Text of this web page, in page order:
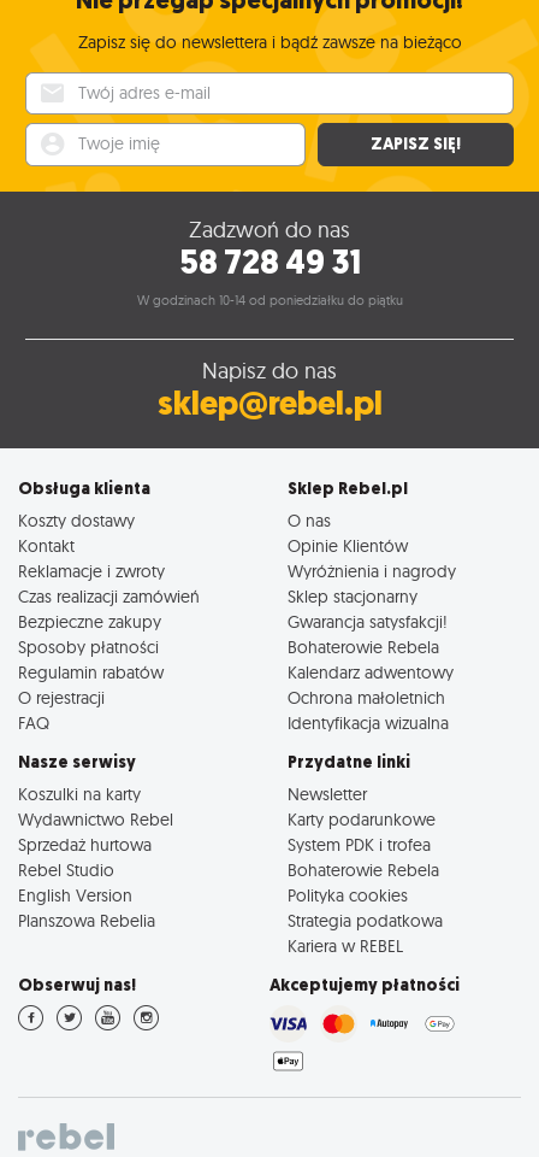
Zapisz się do newslettera i bądź zawsze na bieżąco
ZAPISZ SIĘ!
Zadzwoń do nas
58 728 49 31
W godzinach 10-14 od poniedziałku do piątku
Napisz do nas
sklep@rebel.pl
Obsługa klienta
Koszty dostawy
Kontakt
Reklamacje i zwroty
Czas realizacji zamówień
Bezpieczne zakupy
Sposoby płatności
Regulamin rabatów
O rejestracji
FAQ
Sklep Rebel.pl
O nas
Opinie Klientów
Wyróżnienia i nagrody
Sklep stacjonarny
Gwarancja satysfakcji!
Bohaterowie Rebela
Kalendarz adwentowy
Ochrona małoletnich
Identyfikacja wizualna
Nasze serwisy
Koszulki na karty
Wydawnictwo Rebel
Sprzedaż hurtowa
Rebel Studio
English Version
Planszowa Rebelia
Przydatne linki
Newsletter
Karty podarunkowe
System PDK i trofea
Bohaterowie Rebela
Polityka cookies
Strategia podatkowa
Kariera w REBEL
Obserwuj nas! Akceptujemy płatności